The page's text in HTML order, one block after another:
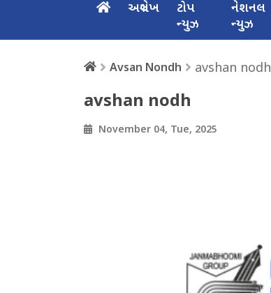
અગ્રલેખ
ટોપ
ન્યુઝ
નેશનલ
ન્યુઝ
Avsan Nondh avshan nodh
avshan nodh
November 04, Tue, 2025